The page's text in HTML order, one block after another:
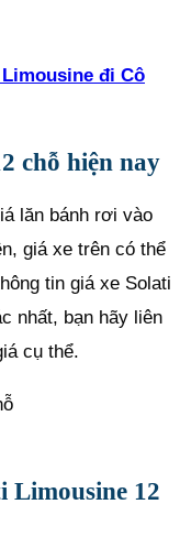
đi Cô
chỗ hiện nay
lăn bánh rơi vào
giá xe trên có thể
tin giá xe Solati
nhất, bạn hãy liên
cụ thể.
Limousine 12